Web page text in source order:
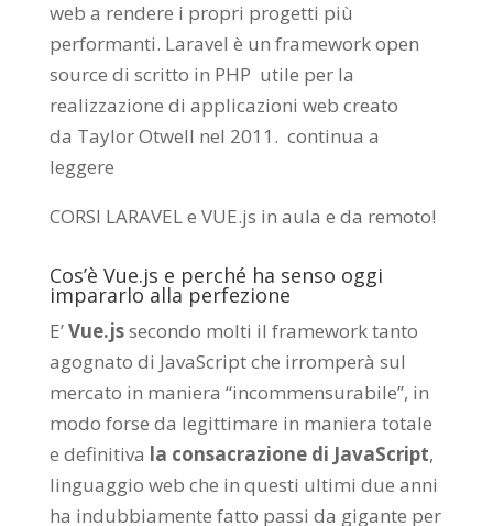
web a rendere i propri progetti più
performanti. Laravel è un framework open
source di scritto in PHP utile per la
realizzazione di applicazioni web creato
da Taylor Otwell nel 2011. continua a
leggere
CORSI LARAVEL e VUE.js in aula e da remoto!
Cos’è Vue.js e perché ha senso oggi
impararlo alla perfezione
E’Vue.jssecondo molti il framework tanto
agognato di JavaScript che irromperà sul
mercato in maniera “incommensurabile”, in
modo forse da legittimare in maniera totale
e definitiva la consacrazione di JavaScript,
linguaggio web che in questi ultimi due anni
ha indubbiamente fatto passi da gigante per